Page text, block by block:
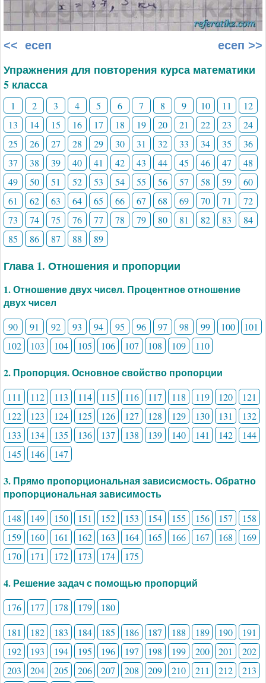
<< есеп есеп >>
Упражнения для повторения курса математики
5 класса
1 2 3 4 5 6 7 8 9 10 11
12
13
14 15 16 17 18 19 20 21 22 23
24
25
26 27 28 29 30 31 32 33 34 35
36
37
38 39 40 41 42 43 44 45 46 47
48
49
50 51 52 53 54 55 56 57 58 59
60
61
62 63 64 65 66 67 68 69 70 71
72
73
74 75 76 77 78 79 80 81 82 83
84
85
86 87 88 89
Глава 1. Отношения и пропорции
1. Отношение двух чисел. Процентное отношение
двух чисел
90 91 92 93 94 95 96 97 98 99 100
101
102
103 104 105 106 107 108 109 110
2. Пропорция. Основное свойство пропорции
111 112 113 114 115 116 117 118 119 120
121
122
123 124 125 126 127 128 129 130 131
132
133
134 135 136 137 138 139 140 141 142
144
145
146 147
3. Прямо пропорциональная зависисмость. Обратно
пропорциональная зависимость
148 149 150 151 152 153 154 155 156 157
158
159
160 161 162 163 164 165 166 167 168
169
170
171 172 173 174 175
4. Решение задач с помощью пропорций
176 177 178 179
180
181
182 183 184 185 186 187 188 189 190
191
192
193 194 195 196 197 198 199 200 201
202
203
204 205 206 207 208 209 210 211 212
213